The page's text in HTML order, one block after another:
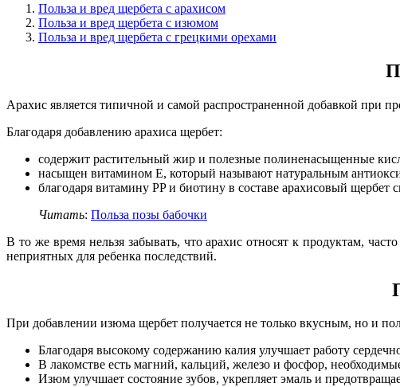
Польза и вред щербета с арахисом
Польза и вред щербета с изюмом
Польза и вред щербета с грецкими орехами
Арахис является типичной и самой распространенной добавкой при
Благодаря добавлению арахиса щербет:
содержит растительный жир и полезные полиненасыщенные
насыщен витамином Е, который называют натуральным
благодаря витамину PP и биотину в составе арахисовый щербет
Читать: Польза позы бабочки
В то же время нельзя забывать, что арахис относят к продуктам,
неприятных для ребенка последствий.
При добавлении изюма щербет получается не только вкусным, но и
Благодаря высокому содержанию калия улучшает работу
В лакомстве есть магний, кальций, железо и фосфор,
Изюм улучшает состояние зубов, укрепляет эмаль и